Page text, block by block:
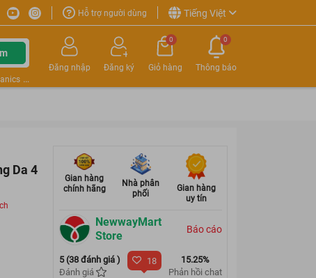
Hỗ trợ người dùng Tiếng Việt
Đăng nhập Đăng ký
0
Giỏ hàng Thông báo
0
Da 4
Gian hàng
chính hãng
Nhà phân
phối
Gian hàng
uy tín
NewwayMart
Store
Báo cáo
5 (38 đánh giá )
Đánh giá
18
15.25%
Phản hồi chat